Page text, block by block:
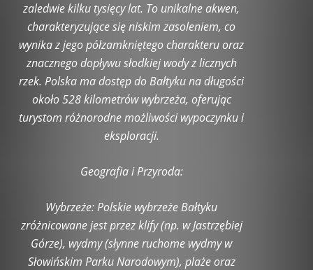
zaledwie kilku tysięcy lat. To unikalne akwen,
charakteryzujące się niskim zasoleniem, co
wynika z jego półzamkniętego charakteru oraz
znacznego dopływu słodkiej wody z licznych
rzek. Polska ma dostęp do Bałtyku na długości
około 528 kilometrów wybrzeża, oferując
turystom różnorodne możliwości wypoczynku i
eksploracji.
Geografia i Przyroda:
Wybrzeże: Polskie wybrzeże Bałtyku
zróżnicowane jest przez klify (np. w Jastrzębiej
Górze), wydmy (słynne ruchome wydmy w
Słowińskim Parku Narodowym), plaże oraz